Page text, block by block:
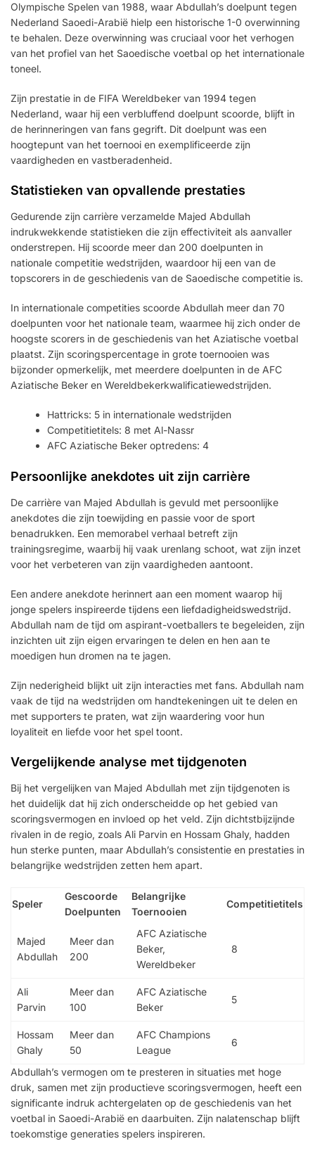
Olympische Spelen van 1988, waar Abdullah’s doelpunt tegen
Nederland Saoedi-Arabië hielp een historische 1-0 overwinning
te behalen. Deze overwinning was cruciaal voor het verhogen
van het profiel van het Saoedische voetbal op het internationale
toneel.
Zijn prestatie in de FIFA Wereldbeker van 1994 tegen
Nederland, waar hij een verbluffend doelpunt scoorde, blijft in
de herinneringen van fans gegrift. Dit doelpunt was een
hoogtepunt van het toernooi en exemplificeerde zijn
vaardigheden en vastberadenheid.
Statistieken van opvallende prestaties
Gedurende zijn carrière verzamelde Majed Abdullah
indrukwekkende statistieken die zijn effectiviteit als aanvaller
onderstrepen. Hij scoorde meer dan 200 doelpunten in
nationale competitie wedstrijden, waardoor hij een van de
topscorers in de geschiedenis van de Saoedische competitie is.
In internationale competities scoorde Abdullah meer dan 70
doelpunten voor het nationale team, waarmee hij zich onder de
hoogste scorers in de geschiedenis van het Aziatische voetbal
plaatst. Zijn scoringspercentage in grote toernooien was
bijzonder opmerkelijk, met meerdere doelpunten in de AFC
Aziatische Beker en Wereldbekerkwalificatiewedstrijden.
Hattricks: 5 in internationale wedstrijden
Competitietitels: 8 met Al-Nassr
AFC Aziatische Beker optredens: 4
Persoonlijke anekdotes uit zijn carrière
De carrière van Majed Abdullah is gevuld met persoonlijke
anekdotes die zijn toewijding en passie voor de sport
benadrukken. Een memorabel verhaal betreft zijn
trainingsregime, waarbij hij vaak urenlang schoot, wat zijn inzet
voor het verbeteren van zijn vaardigheden aantoont.
Een andere anekdote herinnert aan een moment waarop hij
jonge spelers inspireerde tijdens een liefdadigheidswedstrijd.
Abdullah nam de tijd om aspirant-voetballers te begeleiden, zijn
inzichten uit zijn eigen ervaringen te delen en hen aan te
moedigen hun dromen na te jagen.
Zijn nederigheid blijkt uit zijn interacties met fans. Abdullah nam
vaak de tijd na wedstrijden om handtekeningen uit te delen en
met supporters te praten, wat zijn waardering voor hun
loyaliteit en liefde voor het spel toont.
Vergelijkende analyse met tijdgenoten
Bij het vergelijken van Majed Abdullah met zijn tijdgenoten is
het duidelijk dat hij zich onderscheidde op het gebied van
scoringsvermogen en invloed op het veld. Zijn dichtstbijzijnde
rivalen in de regio, zoals Ali Parvin en Hossam Ghaly, hadden
hun sterke punten, maar Abdullah’s consistentie en prestaties in
belangrijke wedstrijden zetten hem apart.
Speler
Gescoorde
Doelpunten
Belangrijke
Toernooien
Competitietitels
Majed
Abdullah
Meer dan
200
AFC Aziatische
Beker,
Wereldbeker
8
Ali
Parvin
Meer dan
100
AFC Aziatische
Beker
5
Hossam
Ghaly
Meer dan
50
AFC Champions
League
6
Abdullah’s vermogen om te presteren in situaties met hoge
druk, samen met zijn productieve scoringsvermogen, heeft een
significante indruk achtergelaten op de geschiedenis van het
voetbal in Saoedi-Arabië en daarbuiten. Zijn nalatenschap blijft
toekomstige generaties spelers inspireren.